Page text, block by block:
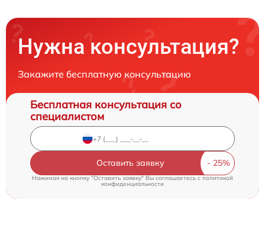
Нужна консультация?
Закажите бесплатную консультацию
Бесплатная консультация со
специалистом
Оставить заявку
Нажимая на кнопку "Оставить заявку" Вы соглашаетесь c политикой
конфиденциальности